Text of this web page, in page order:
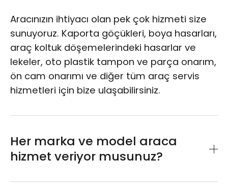
Aracınızın ihtiyacı olan pek çok hizmeti size
sunuyoruz. Kaporta göçükleri, boya hasarları,
araç koltuk döşemelerindeki hasarlar ve
lekeler, oto plastik tampon ve parça onarım,
ön cam onarımı ve diğer tüm araç servis
hizmetleri için bize ulaşabilirsiniz.
Her marka ve model araca
hizmet veriyor musunuz?